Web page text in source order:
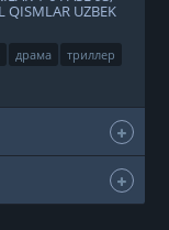
QISMLAR UZBEK
драма
триллер